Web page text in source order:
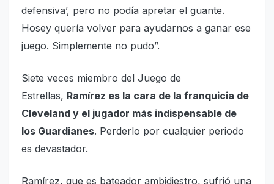
defensiva’, pero no podía apretar el guante.
Hosey quería volver para ayudarnos a ganar ese
juego. Simplemente no pudo”.
Siete veces miembro del Juego de
Estrellas, Ramírez es la cara de la franquicia de
Cleveland y el jugador más indispensable de
los Guardianes. Perderlo por cualquier periodo
es devastador.
Ramírez, que es bateador ambidiestro, sufrió una